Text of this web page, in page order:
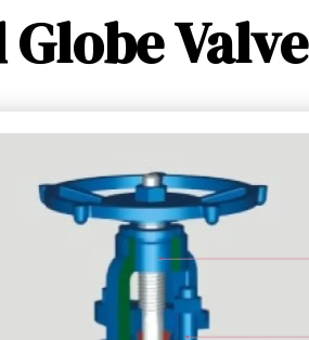
Valve